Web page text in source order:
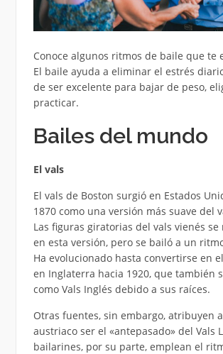
Conoce algunos ritmos de baile que te
El baile ayuda a eliminar el estrés
de ser excelente para bajar de peso,
practicar.
Bailes del mundo
El vals
El vals de Boston surgió en Estados
1870 como una versión más suave del
Las figuras giratorias del vals vienés
en esta versión, pero se bailó a un
Ha evolucionado hasta convertirse en
en Inglaterra hacia 1920, que también
como Vals Inglés debido a sus raíces.
Otras fuentes, sin embargo, atribuyen
austriaco ser el «antepasado» del Vals
bailarines, por su parte, emplean el